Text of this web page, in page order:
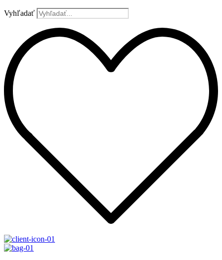
Vyhľadať